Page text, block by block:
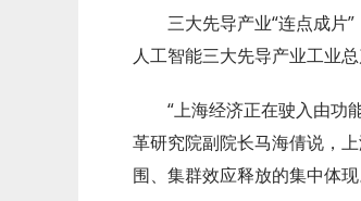
三大先导产业“连点成片
人工智能三大先导产业工业
“上海经济正在驶入由功
革研究院副院长马海倩说，
围、集群效应释放的集中体现